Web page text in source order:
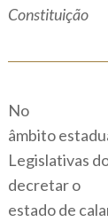
Constituição
No
âmbito
Legislativas
decretar o
estado de